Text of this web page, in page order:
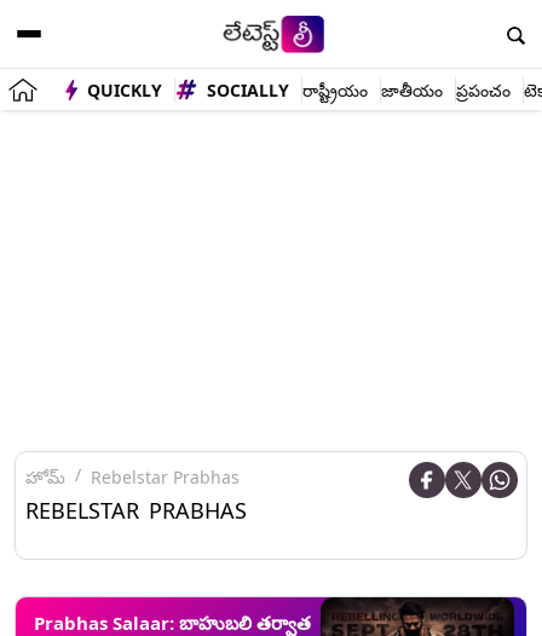
QUICKLY SOCIALLY రాష్ట్రీయం జాతీయం ప్రపంచం
హోమ్ Rebelstar Prabhas
REBELSTAR PRABHAS
Prabhas Salaar: బాహుబలి తర్వాత